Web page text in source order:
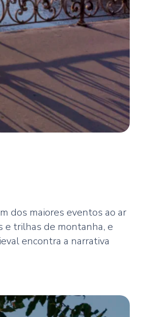
dos maiores eventos ao ar
e trilhas de montanha, e
encontra a narrativa